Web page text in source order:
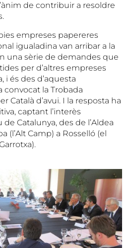
de contribuir a resoldre
empreses papereres
igualadina van arribar a la
una sèrie de demandes que
per d’altres empreses
i és des d’aquesta
convocat la Trobada
Català d’avui. I la resposta ha
captant l’interès
de Catalunya, des de l’Aldea
(l’Alt Camp) a Rosselló (el